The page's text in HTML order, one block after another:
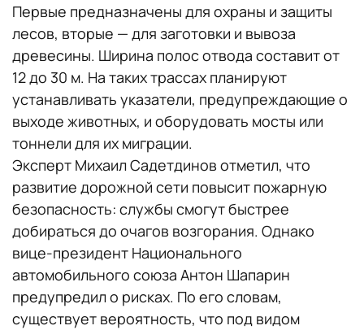
Первые предназначены для охраны и защиты
лесов, вторые — для заготовки и вывоза
древесины. Ширина полос отвода составит от
12 до 30 м. На таких трассах планируют
устанавливать указатели, предупреждающие о
выходе животных, и оборудовать мосты или
тоннели для их миграции.
Эксперт Михаил Садетдинов отметил, что
развитие дорожной сети повысит пожарную
безопасность: службы смогут быстрее
добираться до очагов возгорания. Однако
вице-президент Национального
автомобильного союза Антон Шапарин
предупредил о рисках. По его словам,
существует вероятность, что под видом